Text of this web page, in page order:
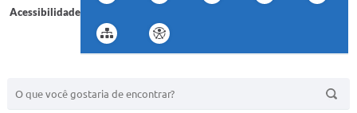
Acessibilidade